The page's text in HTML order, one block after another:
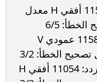
القمر: نايل سات التردد: 11548 أفقي H معدل
القمر: سهيل سات التردد: 11585 عمودي V
القمر: يوتل سات 8 غرب التردد: 11054 أفقي H